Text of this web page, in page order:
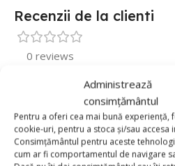
Administrează
consimțământul
Pentru a oferi cea mai bună
cookie-uri, pentru a stoca și/sau
Consimțământul pentru aceste
cum ar fi comportamentul de navigare
Recenzii de la clienti
0 reviews
0
0
0
0